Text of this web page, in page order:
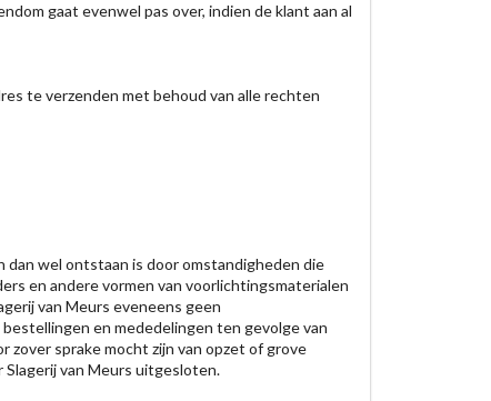
gaat evenwel pas over, indien de klant aan al
te verzenden met behoud van alle rechten
dan wel ontstaan is door omstandigheden die
en andere vormen van voorlichtingsmaterialen
van Meurs eveneens geen
en mededelingen ten gevolge van
zover sprake mocht zijn van opzet of grove
van Meurs uitgesloten.